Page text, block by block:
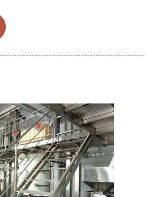
du marché. Il a renforcé la
automatique de la température, ce